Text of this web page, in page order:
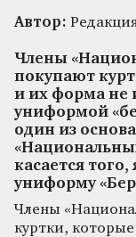
Автор:
Члены
покупают
и их форма не
униформой
один из
касается
униформу
Члены
куртки,